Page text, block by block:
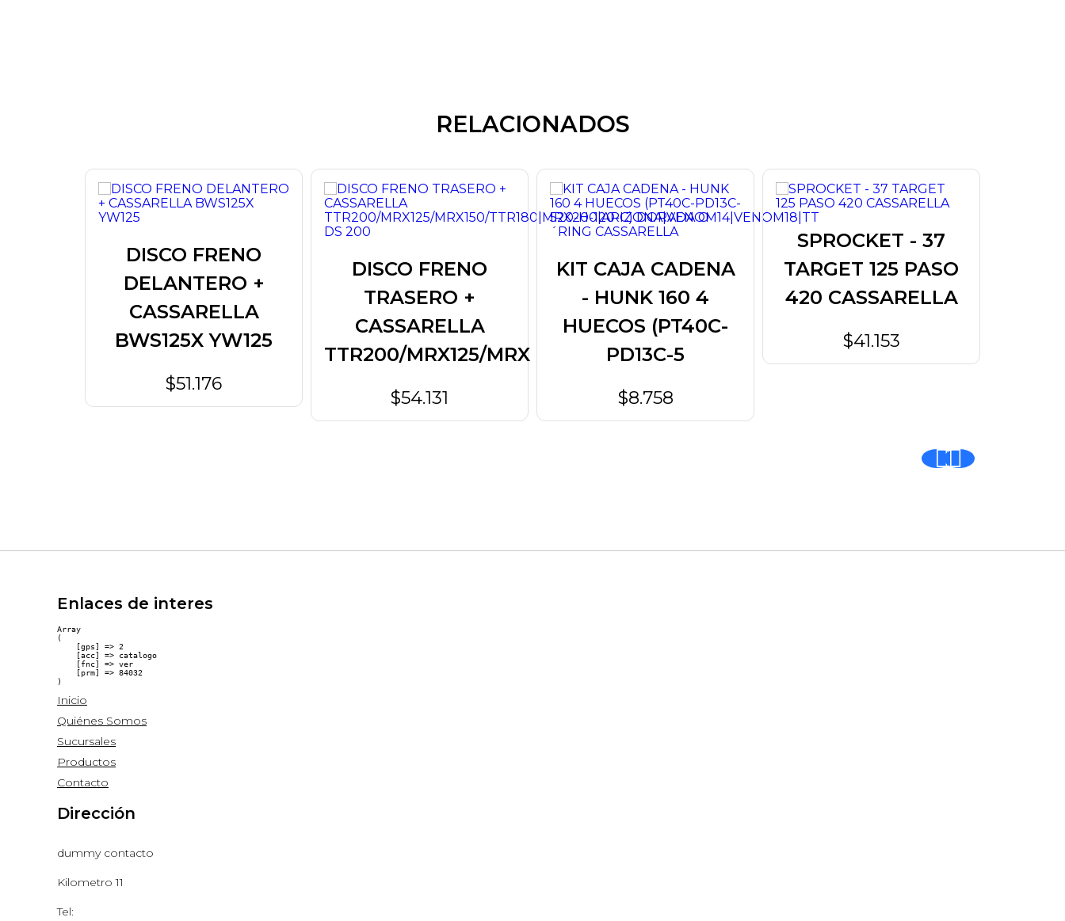
RELACIONADOS
DISCO FRENO
DELANTERO +
CASSARELLA
BWS125X YW125
$51.176
DISCO FRENO
TRASERO +
CASSARELLA
TTR200/MRX125/MRX
$54.131
KIT CAJA CADENA
- HUNK 160 4
HUECOS (PT40C-
PD13C-5
$8.758
SPROCKET - 37
TARGET 125 PASO
420 CASSARELLA
$41.153
Enlaces de interes
Array
(
    [gps] => 2
    [acc] => catalogo
    [fnc] => ver
    [prm] => 84032
Inicio
Quiénes Somos
Sucursales
Productos
Contacto
Dirección
dummy contacto
Kilometro 11
Tel: